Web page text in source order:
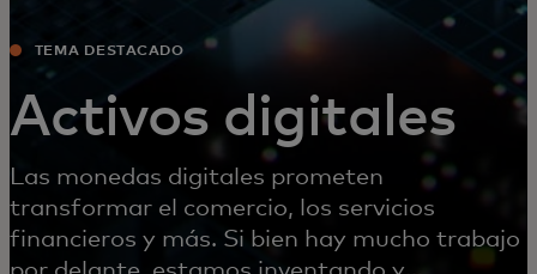
TEMA DESTACADO
Activos digitales
Las monedas digitales prometen
transformar el comercio, los servicios
financieros y más. Si bien hay mucho trabajo